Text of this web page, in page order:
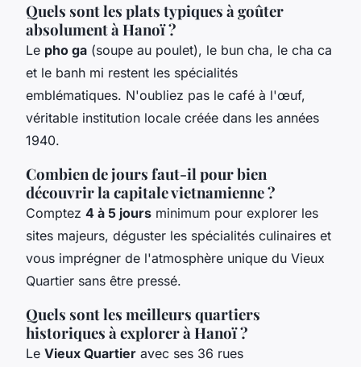
Quels sont les plats typiques à goûter
absolument à Hanoï ?
Le pho ga (soupe au poulet), le bun cha, le cha ca
et le banh mi restent les spécialités
emblématiques. N'oubliez pas le café à l'œuf,
véritable institution locale créée dans les années
1940.
Combien de jours faut-il pour bien
découvrir la capitale vietnamienne ?
Comptez 4 à 5 jours minimum pour explorer les
sites majeurs, déguster les spécialités culinaires et
vous imprégner de l'atmosphère unique du Vieux
Quartier sans être pressé.
Quels sont les meilleurs quartiers
historiques à explorer à Hanoï ?
Le Vieux Quartier avec ses 36 rues